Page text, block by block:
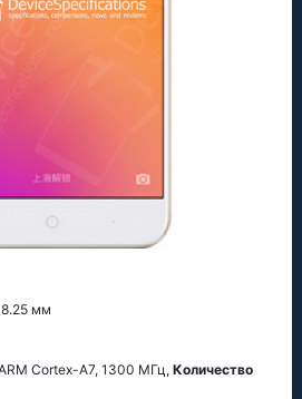
мм
Соrtех-А7, 1300 МГц,Количество